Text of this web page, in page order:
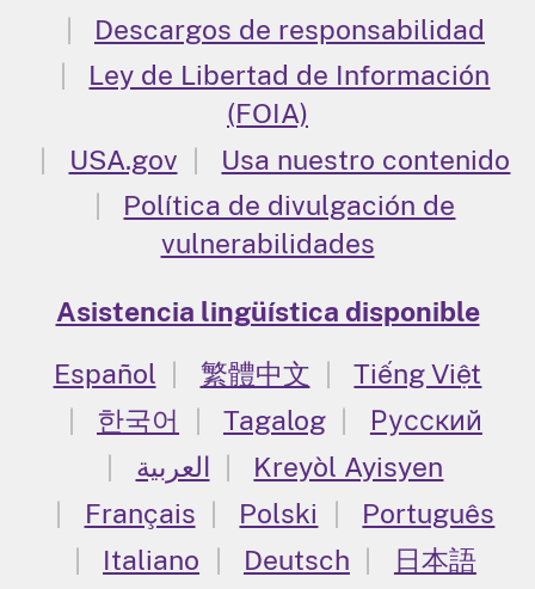
Descargos de responsabilidad
Ley de Libertad de Información
(FOIA)
USA.gov
Usa nuestro contenido
Política de divulgación de
vulnerabilidades
Asistencia lingüística disponible
Español
繁體中文
Tiếng Việt
한국어
Tagalog
Русский
العربية
Kreyòl Ayisyen
Français
Polski
Português
Italiano
Deutsch
日本語